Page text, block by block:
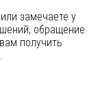
замечаете у
обращение
получить